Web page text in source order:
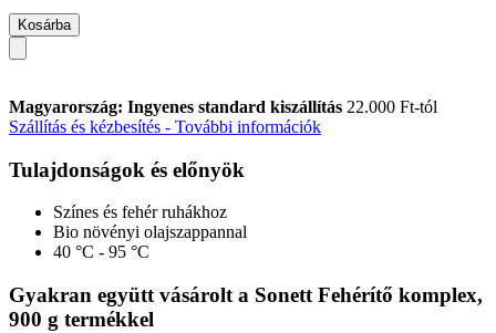
Kosárba
Magyarország: Ingyenes standard kiszállítás 22.000 Ft-tól
Szállítás és kézbesítés - További információk
Tulajdonságok és előnyök
Színes és fehér ruhákhoz
Bio növényi olajszappannal
40 °C - 95 °C
Gyakran együtt vásárolt a Sonett Fehérítő komplex,
900 g termékkel